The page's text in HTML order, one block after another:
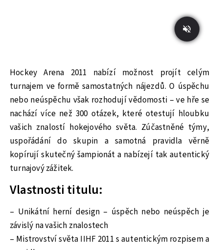
Hockey Arena 2011 nabízí možnost projít celým
turnajem ve formě samostatných nájezdů. O úspěchu
nebo neúspěchu však rozhodují vědomosti – ve hře se
nachází více než 300 otázek, které otestují hloubku
vašich znalostí hokejového světa. Zúčastněné týmy,
uspořádání do skupin a samotná pravidla věrně
kopírují skutečný šampionát a nabízejí tak autentický
turnajový zážitek.
Vlastnosti titulu:
– Unikátní herní design – úspěch nebo neúspěch je
závislý na vašich znalostech
– Mistrovství světa IIHF 2011 s autentickým rozpisem a